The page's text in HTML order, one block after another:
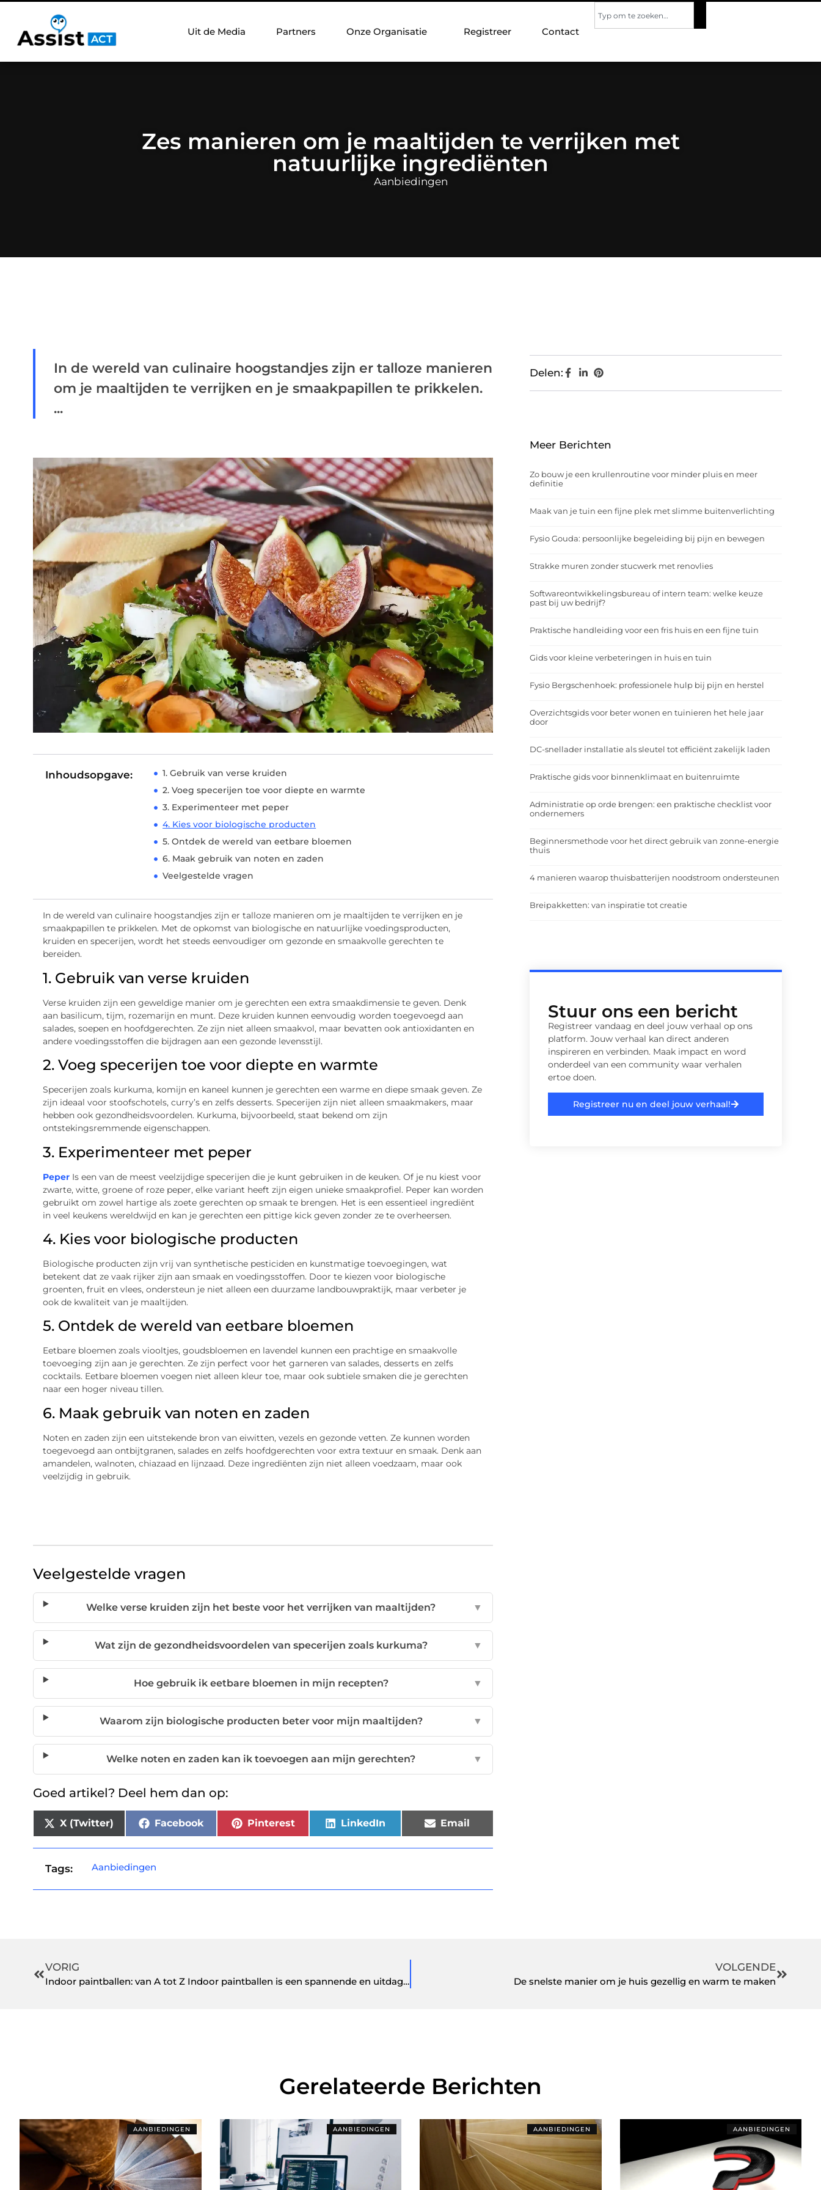
Uit de Media Partners Onze Organisatie Registreer Contact
Zes manieren om je maaltijden te verrijken met
natuurlijke ingrediënten
Aanbiedingen
In de wereld van culinaire hoogstandjes zijn er talloze manieren
om je maaltijden te verrijken en je smaakpapillen te prikkelen.
...
Inhoudsopgave:
1. Gebruik van verse kruiden
2. Voeg specerijen toe voor diepte en warmte
3. Experimenteer met peper
4. Kies voor biologische producten
5. Ontdek de wereld van eetbare bloemen
6. Maak gebruik van noten en zaden
Veelgestelde vragen
In de wereld van culinaire hoogstandjes zijn er talloze manieren om je maaltijden te verrijken en je
smaakpapillen te prikkelen. Met de opkomst van biologische en natuurlijke voedingsproducten,
kruiden en specerijen, wordt het steeds eenvoudiger om gezonde en smaakvolle gerechten te
bereiden.
1. Gebruik van verse kruiden
Verse kruiden zijn een geweldige manier om je gerechten een extra smaakdimensie te geven. Denk
aan basilicum, tijm, rozemarijn en munt. Deze kruiden kunnen eenvoudig worden toegevoegd aan
salades, soepen en hoofdgerechten. Ze zijn niet alleen smaakvol, maar bevatten ook antioxidanten en
andere voedingsstoffen die bijdragen aan een gezonde levensstijl.
2. Voeg specerijen toe voor diepte en warmte
Specerijen zoals kurkuma, komijn en kaneel kunnen je gerechten een warme en diepe smaak geven. Ze
zijn ideaal voor stoofschotels, curry’s en zelfs desserts. Specerijen zijn niet alleen smaakmakers, maar
hebben ook gezondheidsvoordelen. Kurkuma, bijvoorbeeld, staat bekend om zijn
ontstekingsremmende eigenschappen.
3. Experimenteer met peper
PeperIs een van de meest veelzijdige specerijen die je kunt gebruiken in de keuken. Of je nu kiest voor
zwarte, witte, groene of roze peper, elke variant heeft zijn eigen unieke smaakprofiel. Peper kan worden
gebruikt om zowel hartige als zoete gerechten op smaak te brengen. Het is een essentieel ingrediënt
in veel keukens wereldwijd en kan je gerechten een pittige kick geven zonder ze te overheersen.
4. Kies voor biologische producten
Biologische producten zijn vrij van synthetische pesticiden en kunstmatige toevoegingen, wat
betekent dat ze vaak rijker zijn aan smaak en voedingsstoffen. Door te kiezen voor biologische
groenten, fruit en vlees, ondersteun je niet alleen een duurzame landbouwpraktijk, maar verbeter je
ook de kwaliteit van je maaltijden.
5. Ontdek de wereld van eetbare bloemen
Eetbare bloemen zoals viooltjes, goudsbloemen en lavendel kunnen een prachtige en smaakvolle
toevoeging zijn aan je gerechten. Ze zijn perfect voor het garneren van salades, desserts en zelfs
cocktails. Eetbare bloemen voegen niet alleen kleur toe, maar ook subtiele smaken die je gerechten
naar een hoger niveau tillen.
6. Maak gebruik van noten en zaden
Noten en zaden zijn een uitstekende bron van eiwitten, vezels en gezonde vetten. Ze kunnen worden
toegevoegd aan ontbijtgranen, salades en zelfs hoofdgerechten voor extra textuur en smaak. Denk aan
amandelen, walnoten, chiazaad en lijnzaad. Deze ingrediënten zijn niet alleen voedzaam, maar ook
veelzijdig in gebruik.
Veelgestelde vragen
Welke verse kruiden zijn het beste voor het verrijken van maaltijden? ▼
Wat zijn de gezondheidsvoordelen van specerijen zoals kurkuma? ▼
Hoe gebruik ik eetbare bloemen in mijn recepten? ▼
Waarom zijn biologische producten beter voor mijn maaltijden? ▼
Welke noten en zaden kan ik toevoegen aan mijn gerechten? ▼
Goed artikel? Deel hem dan op:
X (Twitter) Facebook Pinterest LinkedIn Email
Tags: Aanbiedingen
Delen:
Meer Berichten
Zo bouw je een krullenroutine voor minder pluis en meer
definitie
Maak van je tuin een fijne plek met slimme buitenverlichting
Fysio Gouda: persoonlijke begeleiding bij pijn en bewegen
Strakke muren zonder stucwerk met renovlies
Softwareontwikkelingsbureau of intern team: welke keuze
past bij uw bedrijf?
Praktische handleiding voor een fris huis en een fijne tuin
Gids voor kleine verbeteringen in huis en tuin
Fysio Bergschenhoek: professionele hulp bij pijn en herstel
Overzichtsgids voor beter wonen en tuinieren het hele jaar
door
DC-snellader installatie als sleutel tot efficiënt zakelijk laden
Praktische gids voor binnenklimaat en buitenruimte
Administratie op orde brengen: een praktische checklist voor
ondernemers
Beginnersmethode voor het direct gebruik van zonne-energie
thuis
4 manieren waarop thuisbatterijen noodstroom ondersteunen
Breipakketten: van inspiratie tot creatie
Stuur ons een bericht
Registreer vandaag en deel jouw verhaal op ons
platform. Jouw verhaal kan direct anderen
inspireren en verbinden. Maak impact en word
onderdeel van een community waar verhalen
ertoe doen.
Registreer nu en deel jouw verhaal!
VORIG
Indoor paintballen: van A tot Z Indoor paintballen is een spannende en uitdagende activiteit die ste
VOLGENDE
De snelste manier om je huis gezellig en warm te maken
Gerelateerde Berichten
AANBIEDINGEN AANBIEDINGEN AANBIEDINGEN AANBIEDINGEN